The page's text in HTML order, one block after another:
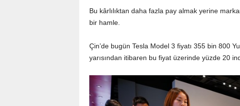
Bu kârlılıktan daha fazla pay almak yerine
bir hamle.
Çin’de bugün Tesla Model 3 fiyatı 355 bin 800
yarısından itibaren bu fiyat üzerinde yüzde 20